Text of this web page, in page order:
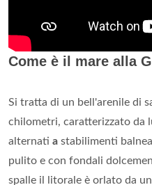
Come è il mare alla
Si tratta di un bell'arenile di
chilometri, caratterizzato da
alternati a stabilimenti
pulito e con fondali
spalle il litorale è orlato da